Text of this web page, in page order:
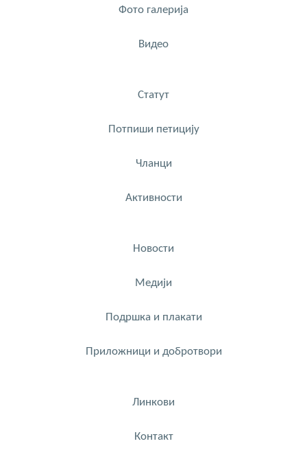
Фото галерија
Видео
Статут
Потпиши петицију
Чланци
Активности
Новости
Медији
Подршка и плакати
Приложници и добротвори
Линкови
Контакт